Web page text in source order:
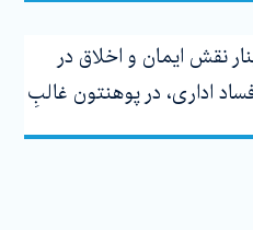
نقش ایمان و اخلاق در
اداری، در پوهنتون غالبِ